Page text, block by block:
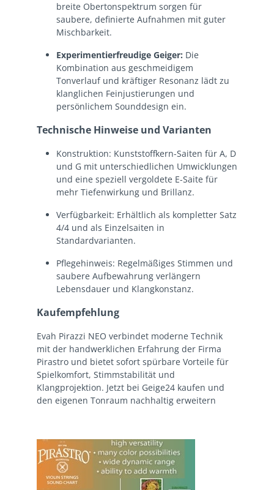
breite Obertonspektrum sorgen für
saubere, definierte Aufnahmen mit guter
Mischbarkeit.
Experimentierfreudige Geiger: Die
Kombination aus geschmeidigem
Tonverlauf und kräftiger Resonanz lädt zu
klanglichen Feinjustierungen und
persönlichem Sounddesign ein.
Technische Hinweise und Varianten
Konstruktion: Kunststoffkern-Saiten für A, D
und G mit unterschiedlichen Umwicklungen
und eine speziell vergoldete E-Saite für
mehr Tiefenwirkung und Brillanz.
Verfügbarkeit: Erhältlich als kompletter Satz
4/4 und als Einzelsaiten in
Standardvarianten.
Pflegehinweis: Regelmäßiges Stimmen und
saubere Aufbewahrung verlängern
Lebensdauer und Klangkonstanz.
Kaufempfehlung
Evah Pirazzi NEO verbindet moderne Technik
mit der handwerklichen Erfahrung der Firma
Pirastro und bietet sofort spürbare Vorteile für
Spielkomfort, Stimmstabilität und
Klangprojektion. Jetzt bei Geige24 kaufen und
den eigenen Tonraum nachhaltig erweitern